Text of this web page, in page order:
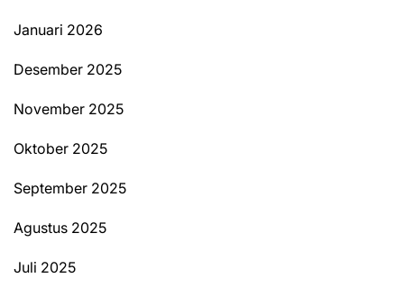
Januari 2026
Desember 2025
November 2025
Oktober 2025
September 2025
Agustus 2025
Juli 2025